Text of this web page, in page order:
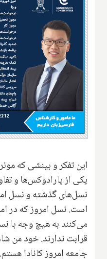
این تفکر و بینشی که
یکی از پارادوکس‌ها و
نسل‌های گذشته و نسل
است. نسل امروز که در
می‌کنند‌ به هیچ وجه با
قرابت ندارند. خود من
جامعه امروز کانادا